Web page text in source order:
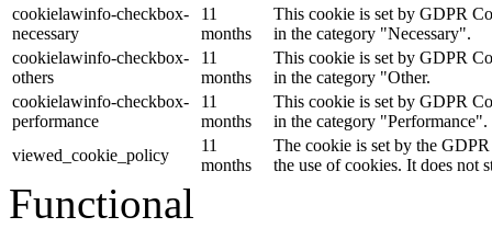
cookielawinfo-checkbox-
necessary
11
months
This cookie is set by GDPR
in the category "Necessary".
cookielawinfo-checkbox-
others
11
months
This cookie is set by GDPR
in the category "Other.
cookielawinfo-checkbox-
performance
11
months
This cookie is set by GDPR
in the category "Performance".
viewed_cookie_policy
11
months
The cookie is set by the
the use of cookies. It does not
Functional